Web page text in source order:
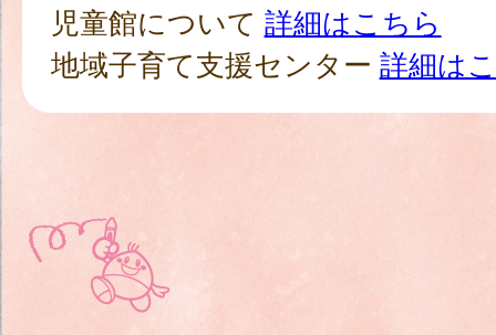
児童館について 詳細はこちら
地域子育て支援センター 詳細は